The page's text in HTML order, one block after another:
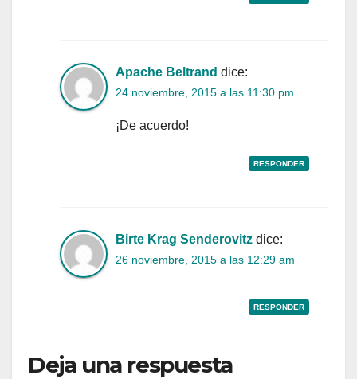
Apache Beltrand dice:
24 noviembre, 2015 a las 11:30 pm
¡De acuerdo!
RESPONDER
Birte Krag Senderovitz dice:
26 noviembre, 2015 a las 12:29 am
RESPONDER
Deja una respuesta